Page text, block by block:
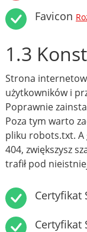
Favicon
1.3
Strona
użytkowników i
Poprawnie
Poza tym warto
pliku robots.txt. A
404, zwiększysz
trafił pod
Certyfikat
Certyfikat